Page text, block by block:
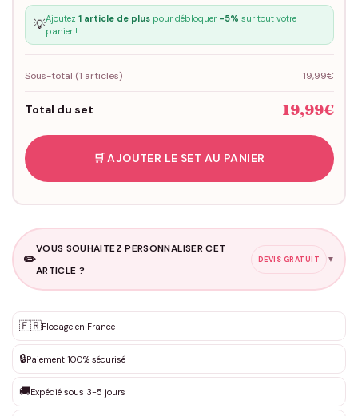
💡Ajoutez 1 article de pluspour débloquer -5% sur tout votre
panier !
Sous-total (1 articles) 19,99€
Total du set 19,99€
🛒 AJOUTER LE SET AU PANIER
✏️
VOUS SOUHAITEZ PERSONNALISER CET
ARTICLE ?
DEVIS GRATUIT ▼
✨ Personnalisation sur mesure
DEVIS GRATUIT · Personnalisation de 3 à 10€ selon la demande
Que souhaitez-vous ?*
🇫🇷Flocage en France
🔒Paiement 100% sécurisé
🚚Expédié sous 3-5 jours